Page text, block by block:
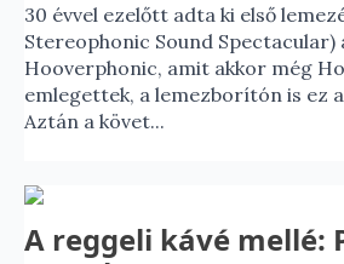
30 évvel ezelőtt adta ki első
Stereophonic Sound Spectacular)
Hooverphonic, amit akkor még
emlegettek, a lemezborítón is ez
Aztán a követ...
A reggeli kávé mellé: